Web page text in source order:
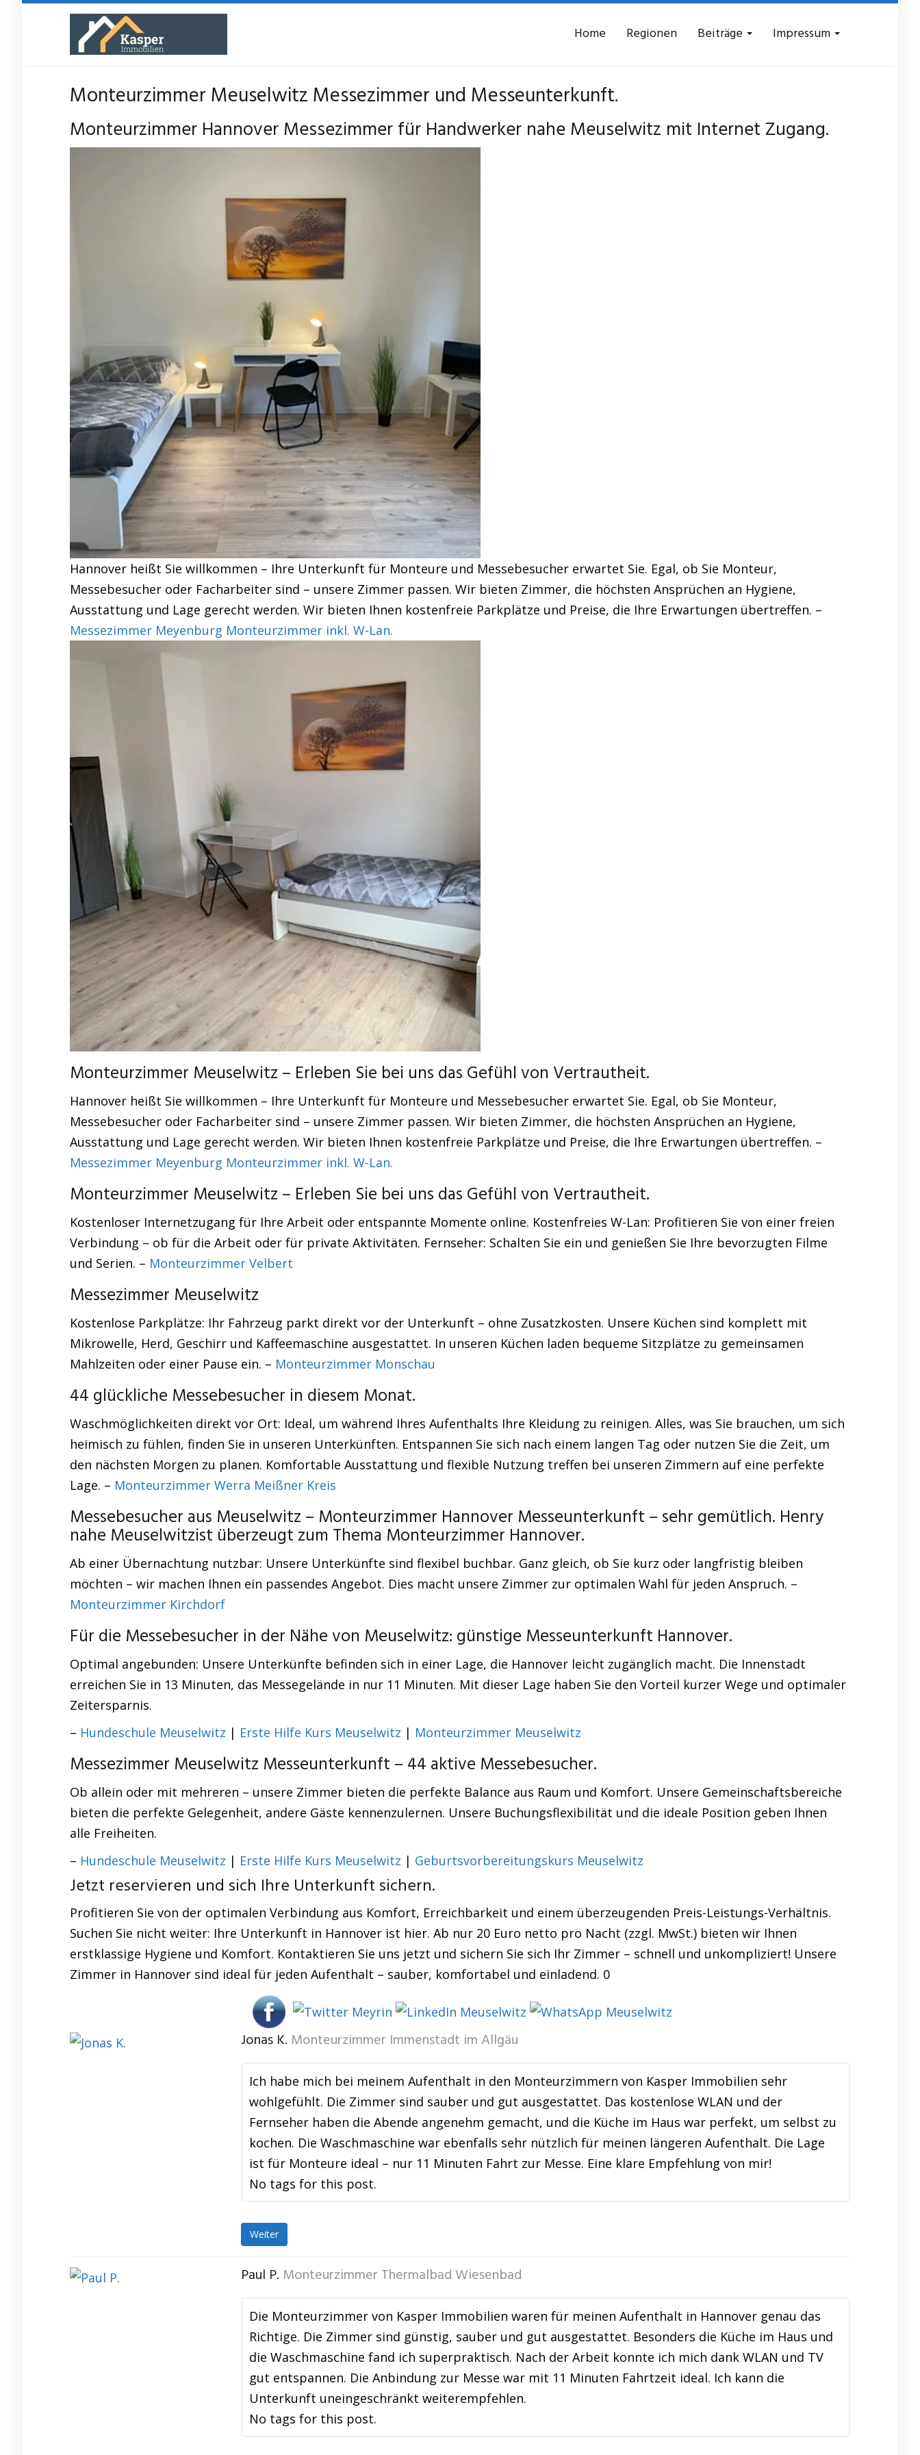
Home Regionen Beiträge Impressum
Monteurzimmer Meuselwitz Messezimmer und Messeunterkunft.
Monteurzimmer Hannover Messezimmer für Handwerker nahe Meuselwitz mit Internet Zugang.
Hannover heißt Sie willkommen – Ihre Unterkunft für Monteure und Messebesucher erwartet Sie. Egal, ob Sie Monteur,
Messebesucher oder Facharbeiter sind – unsere Zimmer passen. Wir bieten Zimmer, die höchsten Ansprüchen an Hygiene,
Ausstattung und Lage gerecht werden. Wir bieten Ihnen kostenfreie Parkplätze und Preise, die Ihre Erwartungen übertreffen. –
Messezimmer Meyenburg Monteurzimmer inkl. W-Lan.
Monteurzimmer Meuselwitz – Erleben Sie bei uns das Gefühl von Vertrautheit.
Hannover heißt Sie willkommen – Ihre Unterkunft für Monteure und Messebesucher erwartet Sie. Egal, ob Sie Monteur,
Messebesucher oder Facharbeiter sind – unsere Zimmer passen. Wir bieten Zimmer, die höchsten Ansprüchen an Hygiene,
Ausstattung und Lage gerecht werden. Wir bieten Ihnen kostenfreie Parkplätze und Preise, die Ihre Erwartungen übertreffen. –
Messezimmer Meyenburg Monteurzimmer inkl. W-Lan.
Monteurzimmer Meuselwitz – Erleben Sie bei uns das Gefühl von Vertrautheit.
Kostenloser Internetzugang für Ihre Arbeit oder entspannte Momente online. Kostenfreies W-Lan: Profitieren Sie von einer freien
Verbindung – ob für die Arbeit oder für private Aktivitäten. Fernseher: Schalten Sie ein und genießen Sie Ihre bevorzugten Filme
und Serien. – Monteurzimmer Velbert
Messezimmer Meuselwitz
Kostenlose Parkplätze: Ihr Fahrzeug parkt direkt vor der Unterkunft – ohne Zusatzkosten. Unsere Küchen sind komplett mit
Mikrowelle, Herd, Geschirr und Kaffeemaschine ausgestattet. In unseren Küchen laden bequeme Sitzplätze zu gemeinsamen
Mahlzeiten oder einer Pause ein. – Monteurzimmer Monschau
44 glückliche Messebesucher in diesem Monat.
Waschmöglichkeiten direkt vor Ort: Ideal, um während Ihres Aufenthalts Ihre Kleidung zu reinigen. Alles, was Sie brauchen, um sich
heimisch zu fühlen, finden Sie in unseren Unterkünften. Entspannen Sie sich nach einem langen Tag oder nutzen Sie die Zeit, um
den nächsten Morgen zu planen. Komfortable Ausstattung und flexible Nutzung treffen bei unseren Zimmern auf eine perfekte
Lage. – Monteurzimmer Werra Meißner Kreis
Messebesucher aus Meuselwitz – Monteurzimmer Hannover Messeunterkunft – sehr gemütlich. Henry
nahe Meuselwitzist überzeugt zum Thema Monteurzimmer Hannover.
Ab einer Übernachtung nutzbar: Unsere Unterkünfte sind flexibel buchbar. Ganz gleich, ob Sie kurz oder langfristig bleiben
möchten – wir machen Ihnen ein passendes Angebot. Dies macht unsere Zimmer zur optimalen Wahl für jeden Anspruch. –
Monteurzimmer Kirchdorf
Für die Messebesucher in der Nähe von Meuselwitz: günstige Messeunterkunft Hannover.
Optimal angebunden: Unsere Unterkünfte befinden sich in einer Lage, die Hannover leicht zugänglich macht. Die Innenstadt
erreichen Sie in 13 Minuten, das Messegelände in nur 11 Minuten. Mit dieser Lage haben Sie den Vorteil kurzer Wege und optimaler
Zeitersparnis.
– Hundeschule Meuselwitz | Erste Hilfe Kurs Meuselwitz | Monteurzimmer Meuselwitz
Messezimmer Meuselwitz Messeunterkunft – 44 aktive Messebesucher.
Ob allein oder mit mehreren – unsere Zimmer bieten die perfekte Balance aus Raum und Komfort. Unsere Gemeinschaftsbereiche
bieten die perfekte Gelegenheit, andere Gäste kennenzulernen. Unsere Buchungsflexibilität und die ideale Position geben Ihnen
alle Freiheiten.
– Hundeschule Meuselwitz | Erste Hilfe Kurs Meuselwitz | Geburtsvorbereitungskurs Meuselwitz
Jetzt reservieren und sich Ihre Unterkunft sichern.
Profitieren Sie von der optimalen Verbindung aus Komfort, Erreichbarkeit und einem überzeugenden Preis-Leistungs-Verhältnis.
Suchen Sie nicht weiter: Ihre Unterkunft in Hannover ist hier. Ab nur 20 Euro netto pro Nacht (zzgl. MwSt.) bieten wir Ihnen
erstklassige Hygiene und Komfort. Kontaktieren Sie uns jetzt und sichern Sie sich Ihr Zimmer – schnell und unkompliziert! Unsere
Zimmer in Hannover sind ideal für jeden Aufenthalt – sauber, komfortabel und einladend. 0
Jonas K. Monteurzimmer Immenstadt im Allgäu
Ich habe mich bei meinem Aufenthalt in den Monteurzimmern von Kasper Immobilien sehr
wohlgefühlt. Die Zimmer sind sauber und gut ausgestattet. Das kostenlose WLAN und der
Fernseher haben die Abende angenehm gemacht, und die Küche im Haus war perfekt, um selbst zu
kochen. Die Waschmaschine war ebenfalls sehr nützlich für meinen längeren Aufenthalt. Die Lage
ist für Monteure ideal – nur 11 Minuten Fahrt zur Messe. Eine klare Empfehlung von mir!
No tags for this post.
Weiter
Paul P. Monteurzimmer Thermalbad Wiesenbad
Die Monteurzimmer von Kasper Immobilien waren für meinen Aufenthalt in Hannover genau das
Richtige. Die Zimmer sind günstig, sauber und gut ausgestattet. Besonders die Küche im Haus und
die Waschmaschine fand ich superpraktisch. Nach der Arbeit konnte ich mich dank WLAN und TV
gut entspannen. Die Anbindung zur Messe war mit 11 Minuten Fahrtzeit ideal. Ich kann die
Unterkunft uneingeschränkt weiterempfehlen.
No tags for this post.